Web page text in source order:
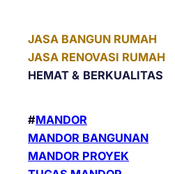
JASA BANGUN RUMAH
JASA RENOVASI RUMAH
HEMAT & BERKUALITAS
#MANDOR
MANDOR BANGUNAN
MANDOR PROYEK